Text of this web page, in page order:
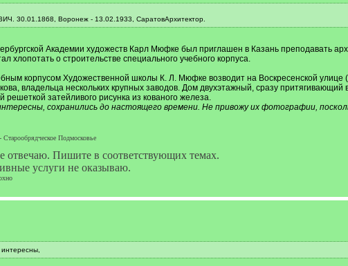
30.01.1868, Воронеж - 13.02.1933, СаратовАрхитектор.
Академии художеств Карл Мюфке был приглашен в Казань преподавать
хлопотать о строительстве специального учебного корпуса.
корпусом Художественной школы К. Л. Мюфке возводит на Воскресенской улице
владельца нескольких крупных заводов. Дом двухэтажный, сразу
решеткой затейливого рисунка из кованого железа.
сохранились до настоящего времени. Не привожу их фотографии,
Подмосковье
отвечаю. Пишите в соответствующих темах.
услуги не оказываю.